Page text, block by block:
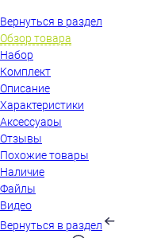
Вернуться в раздел
Обзор товара
Набор
Комплект
Описание
Характеристики
Аксессуары
Отзывы
Похожие товары
Наличие
Файлы
Видео
Вернуться в раздел